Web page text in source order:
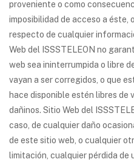
proveniente o como
imposibilidad de acceso a éste,
respecto de cualquier
Web del ISSSTELEON no
web sea ininterrumpida o libre
vayan a ser corregidos, o que
hace disponible estén libres de
dañinos. Sitio Web del
caso, de cualquier daño
de este sitio web, o cualquier
limitación, cualquier pérdida de